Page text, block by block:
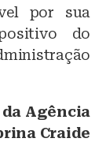
por sua
do
Agência
Craide